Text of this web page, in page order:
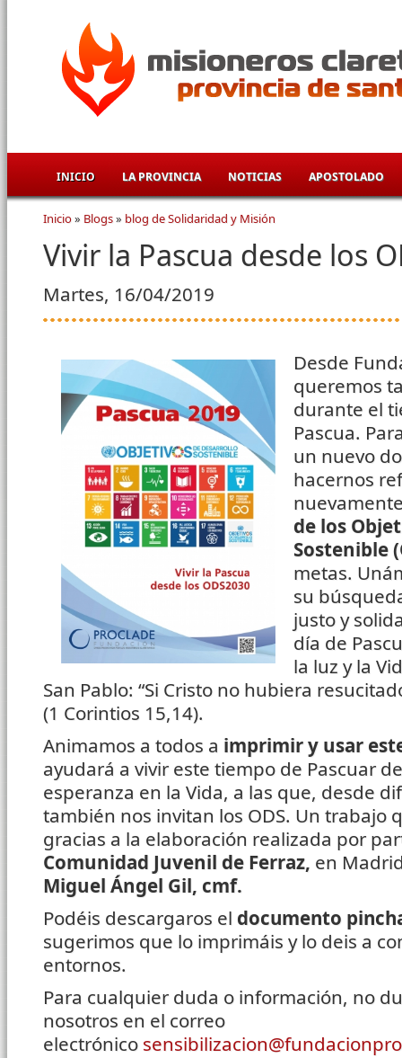
INICIO LA PROVINCIA NOTICIAS APOSTOLADO
Se encuentra usted aquí
Inicio» Blogs» blog de Solidaridad y Misión
Vivir la Pascua desde los
Martes, 16/04/2019
Desde
queremos
durante el
Pascua.
un nuevo
hacernos
de los
Sostenible
metas.
su
justo y
día de
la luz y la
San Pablo: “Si Cristo no hubiera
(1 Corintios 15,14).
Animamos a todos a imprimir y usar
ayudará a vivir este tiempo de Pascuar
esperanza en la Vida, a las que, desde
también nos invitan los ODS. Un trabajo
gracias a la elaboración realizada por
Comunidad Juvenil de Ferraz, en
Miguel Ángel Gil, cmf.
Podéis descargaros el documento
sugerimos que lo imprimáis y lo deis a
entornos.
Para cualquier duda o información, no
nosotros en el correo
electrónico